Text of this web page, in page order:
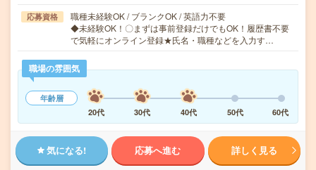
応募資格
職種未経験OK / ブランクOK / 英語力不要
◆未経験OK！〇まずは事前登録だけでもOK！履歴書不要
で気軽にオンライン登録★氏名・職種などを入力す…
職場の雰囲気
年齢層
20代
30代 40代 50代 60代
気になる! 応募へ進む 詳しく見る